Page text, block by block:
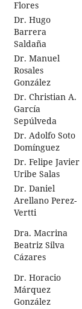
Flores
Dr. Hugo
Barrera
Saldaña
Dr. Manuel
Rosales
González
Dr. Christian A.
García
Sepúlveda
Dr. Adolfo Soto
Domínguez
Dr. Felipe Javier
Uribe Salas
Dr. Daniel
Arellano Perez-
Vertti
Dra. Macrina
Beatriz Silva
Cázares
Dr. Horacio
Márquez
González